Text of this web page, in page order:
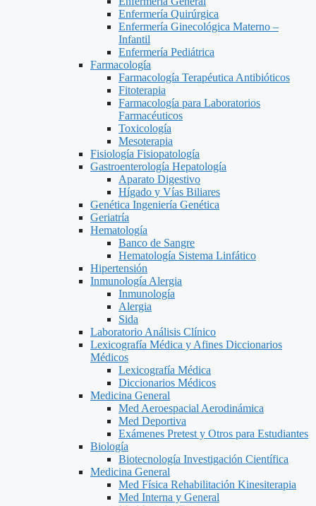
Enfermería Quirúrgica
Enfermería Ginecológica Materno –
Infantil
Enfermería Pediátrica
Farmacología
Farmacología Terapéutica Antibióticos
Fitoterapia
Farmacología para Laboratorios
Farmacéuticos
Toxicología
Mesoterapia
Fisiología Fisiopatología
Gastroenterología Hepatología
Aparato Digestivo
Hígado y Vías Biliares
Genética Ingeniería Genética
Geriatría
Hematología
Banco de Sangre
Hematología Sistema Linfático
Hipertensión
Inmunología Alergia
Inmunología
Alergia
Sida
Laboratorio Análisis Clínico
Lexicografía Médica y Afines Diccionarios
Médicos
Lexicografía Médica
Diccionarios Médicos
Medicina General
Med Aeroespacial Aerodinámica
Med Deportiva
Exámenes Pretest y Otros para Estudiantes
Biología
Biotecnología Investigación Científica
Medicina General
Med Física Rehabilitación Kinesiterapia
Med Interna y General